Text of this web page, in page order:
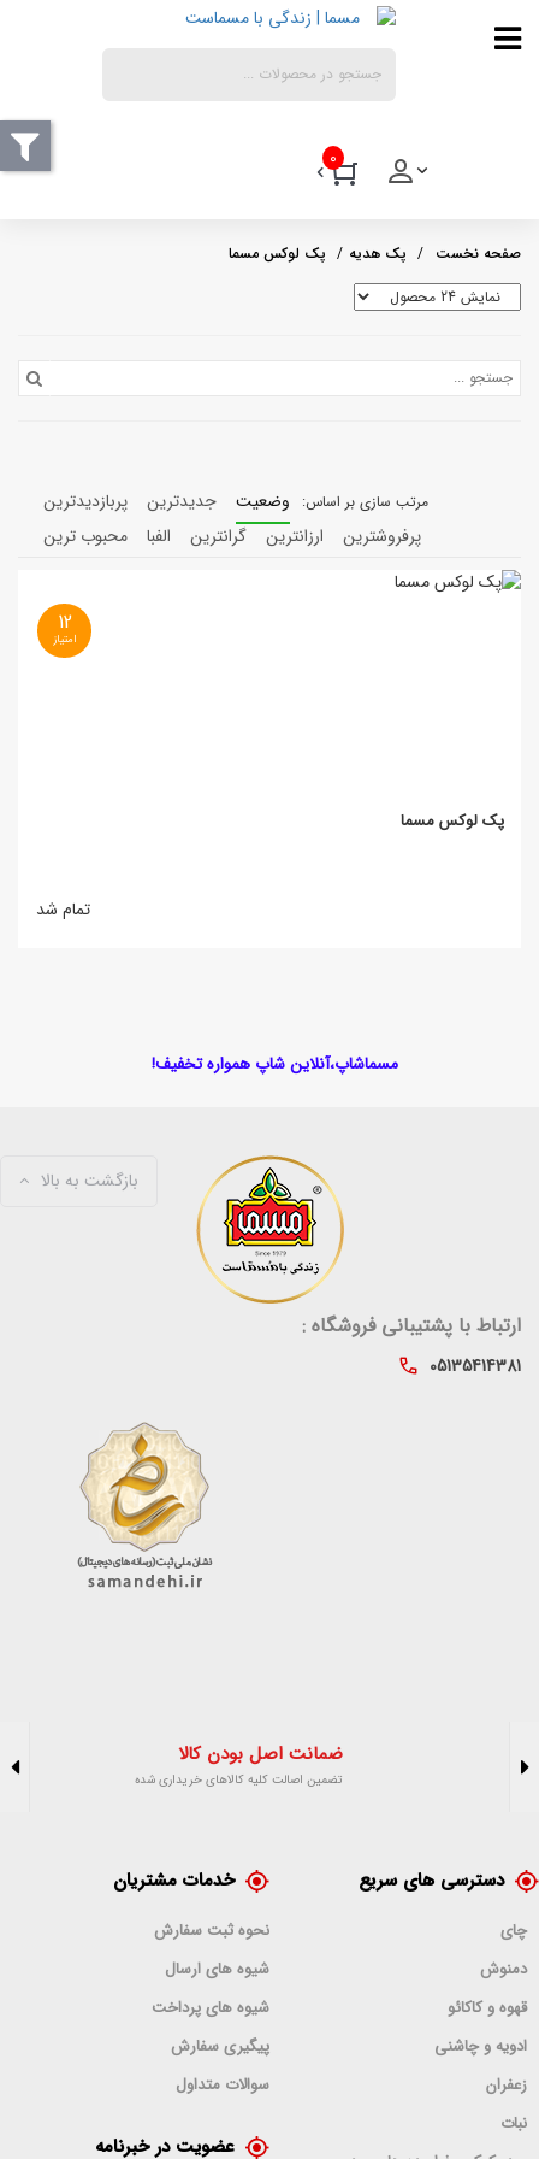
0
پک هدیه پک لوکس مسما
وضعیت جدیدترین
پربازدیدترین
پرفروشترین
ارزانترین گرانترین الفبا محبوب ترین
12
پک لوکس مسما
تمام شد
مسماشاپ،آنلاین شاپ همواره تخفیف!
بازگشت به بالا
ارتباط با پشتیبانی فروشگاه :
05135414381
ضمانت اصل بودن کالا
تضمین اصالت کلیه کالاهای خریداری شده
دسترسی های سریع
چای
دمنوش
قهوه و کاکائو
ادویه و چاشنی
زعفران
نبات
خدمات مشتریان
نحوه ثبت سفارش
شیوه های ارسال
شیوه های پرداخت
پیگیری سفارش
سوالات متداول
عضویت در خبرنامه